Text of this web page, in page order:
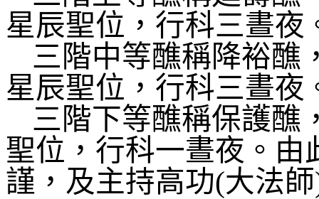
星辰聖位，行科三晝夜
三階中等醮稱降裕醮
星辰聖位，行科三晝夜
三階下等醮稱保護醮
聖位，行科一晝夜。由
謹，及主持高功(大法師